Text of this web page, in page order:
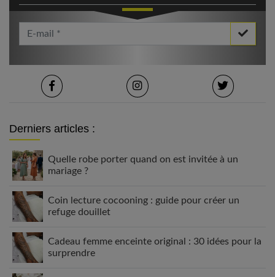
Votre Email *
Derniers articles :
Quelle robe porter quand on est invitée à un
mariage ?
Coin lecture cocooning : guide pour créer un
refuge douillet
Cadeau femme enceinte original : 30 idées pour la
surprendre